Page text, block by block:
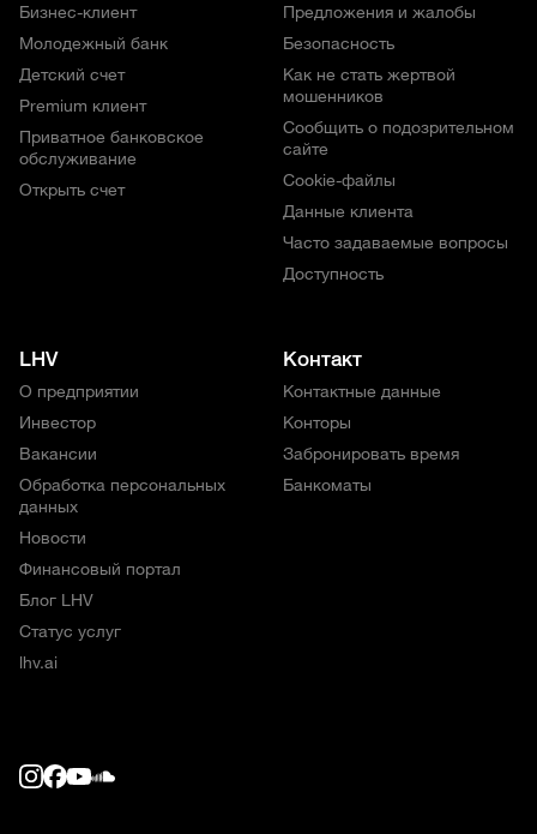
Бизнес-клиент
Молодежный банк
Детский счет
Premium клиент
Приватное банковское
обслуживание
Открыть счет
Предложения и жалобы
Безопасность
Как не стать жертвой
мошенников
Сообщить о подозрительном
сайте
Cookie-файлы
Данные клиента
Часто задаваемые вопросы
Доступность
LHV
О предприятии
Инвестор
Вакансии
Обработка персональных
данных
Новости
Финансовый портал
Блог LHV
Статус услуг
lhv.ai
Контакт
Контактные данные
Конторы
Забронировать время
Банкоматы